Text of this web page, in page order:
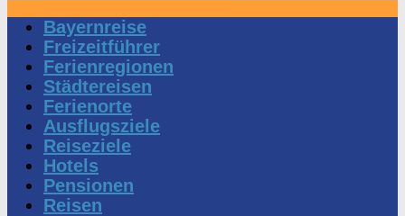
Bayernreise
Freizeitführer
Ferienregionen
Städtereisen
Ferienorte
Ausflugsziele
Reiseziele
Hotels
Pensionen
Reisen